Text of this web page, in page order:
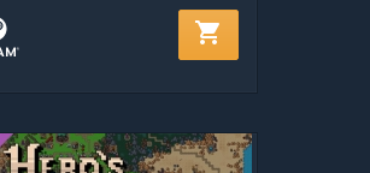
shopping_cart